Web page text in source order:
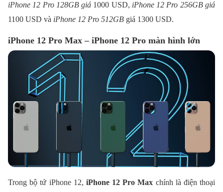
iPhone 12 Pro 128GB giá 1000 USD, iPhone 12 Pro 256GB giá
1100 USD và iPhone 12 Pro 512GB giá 1300 USD.
iPhone 12 Pro Max – iPhone 12 Pro màn hình lớn
Trong bộ tứ iPhone 12, iPhone 12 Pro Max chính là điện thoại